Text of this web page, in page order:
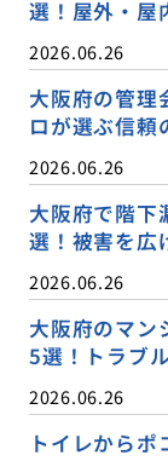
選！屋外・屋
2026.06.26
大阪府の管理
ロが選ぶ信頼
2026.06.26
大阪府で階下
選！被害を広
2026.06.26
大阪府のマン
5選！トラブ
2026.06.26
トイレから